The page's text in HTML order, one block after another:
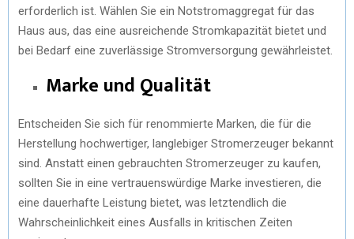
erforderlich ist. Wählen Sie ein Notstromaggregat für das
Haus aus, das eine ausreichende Stromkapazität bietet und
bei Bedarf eine zuverlässige Stromversorgung gewährleistet.
Marke und Qualität
Entscheiden Sie sich für renommierte Marken, die für die
Herstellung hochwertiger, langlebiger Stromerzeuger bekannt
sind. Anstatt einen gebrauchten Stromerzeuger zu kaufen,
sollten Sie in eine vertrauenswürdige Marke investieren, die
eine dauerhafte Leistung bietet, was letztendlich die
Wahrscheinlichkeit eines Ausfalls in kritischen Zeiten